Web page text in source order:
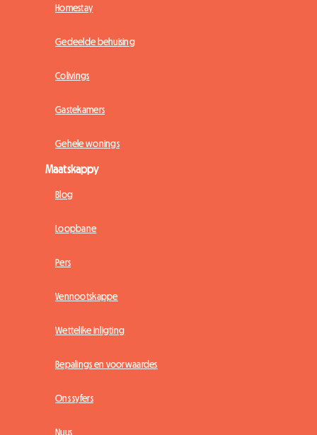
Homestay
Gedeelde behuising
Colivings
Gastekamers
Gehele wonings
Maatskappy
Blog
Loopbane
Pers
Vennootskappe
Wettelike inligting
Bepalings en voorwaardes
Ons syfers
Nuus